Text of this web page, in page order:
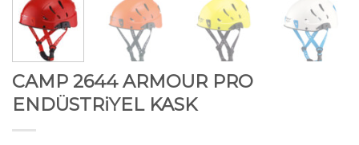
CAMP 2644 ARMOUR PRO
ENDÜSTRiYEL KASK